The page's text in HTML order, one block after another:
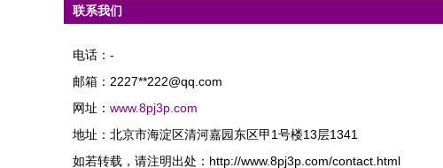
联系我们
电话：-
邮箱：2227**222@qq.com
网址： www.8pj3p.com
地址：北京市海淀区清河嘉园东区甲1号楼13层1341
如若转载，请注明出处：http://www.8pj3p.com/contact.html